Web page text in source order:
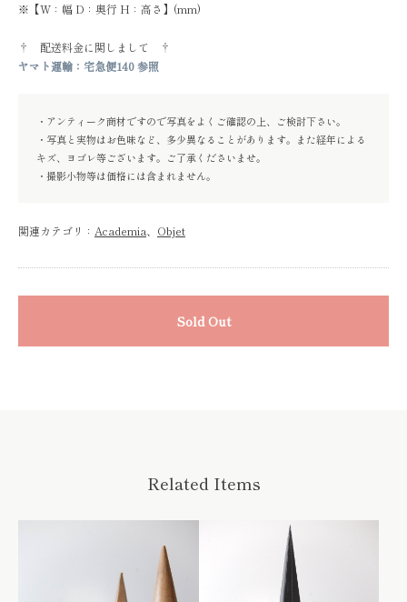
※【W：幅 D：奥行 H：高さ】(mm)
† 配送料金に関しまして †
ヤマト運輸：宅急便140 参照
・アンティーク商材ですので写真をよくご確認の上、ご検討下さい。
・写真と実物はお色味など、多少異なることがあります。また経年による
キズ、ヨゴレ等ございます。ご了承くださいませ。
・撮影小物等は価格には含まれません。
関連カテゴリ： Academia、 Objet
Sold Out
Related Items